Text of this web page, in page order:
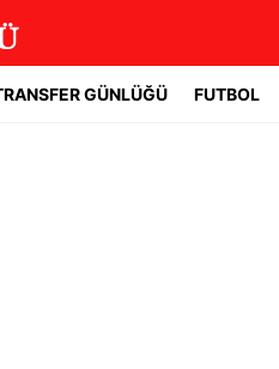
GÜNLÜĞÜ FUTBOL